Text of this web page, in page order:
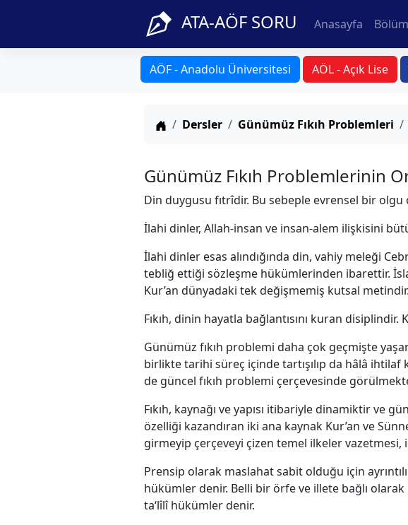
ATA-AÖF SORU Anasayfa
AÖF - Anadolu Üniversitesi AÖL - Açık Lise
Anasayfa
Dersler Günümüz Fıkıh Problemleri
Günümüz Fıkıh Problemlerinin
Din duygusu fıtrîdir. Bu sebeple evrensel bir
İlahi dinler, Allah-insan ve insan-alem ilişkisini
İlahi dinler esas alındığında din, vahiy meleği
tebliğ ettiği sözleşme hükümlerinden ibarettir.
Kur’an dünyadaki tek değişmemiş kutsal metindir.
Fıkıh, dinin hayatla bağlantısını kuran
Günümüz fıkıh problemi daha çok geçmişte
birlikte tarihi süreç içinde tartışılıp da hâlâ
de güncel fıkıh problemi çerçevesinde
Fıkıh, kaynağı ve yapısı itibariyle dinamiktir ve
özelliği kazandıran iki ana kaynak Kur’an ve
girmeyip çerçeveyi çizen temel ilkeler vazetmesi,
Prensip olarak maslahat sabit olduğu için
hükümler denir. Belli bir örfe ve illete bağlı
ta‘lîlî hükümler denir.